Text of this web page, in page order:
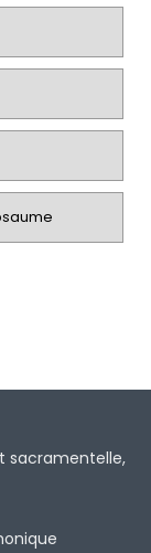
sacramentelle,